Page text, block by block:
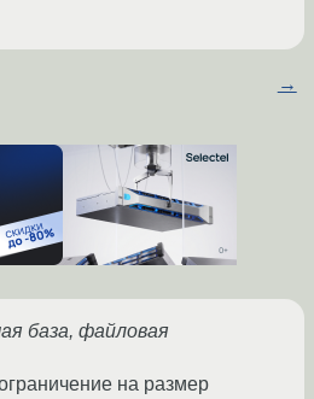
→
база, файловая
на размер